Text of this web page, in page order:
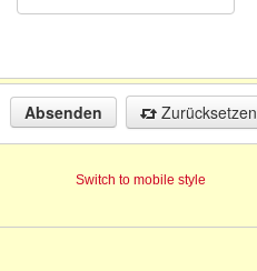
Zurücksetzen
Switch to mobile style